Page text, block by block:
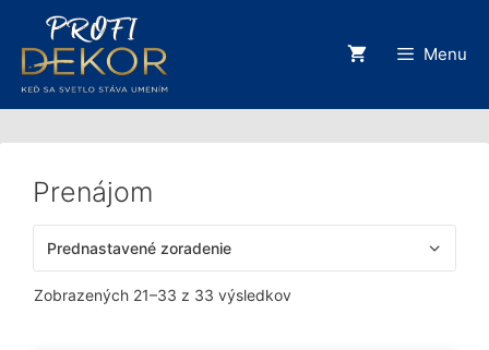
Preskočiť
obsah
Menu
Prenájom
Zobrazených 21–33 z 33 výsledkov